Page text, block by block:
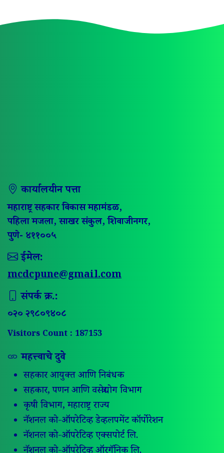
कार्यालयीन पत्ता
महाराष्ट्र सहकार विकास महामंडळ,
पहिला मजला, साखर संकुल, शिवाजीनगर,
पुणे- ४११००५
ईमेल:
mcdcpune@gmail.com
संपर्क क्र.:
०२० २९८०९४०८
Visitors Count : 187153
महत्त्वाचे दुवे
सहकार आयुक्त आणि निबंधक
सहकार, पणन आणि वस्त्रोद्योग विभाग
कृषी विभाग, महाराष्ट्र राज्य
नॅशनल को-ऑपरेटिव्ह डेव्हलपमेंट कॉर्पोरेशन
नॅशनल को-ऑपरेटिव्ह एक्सपोर्ट लि.